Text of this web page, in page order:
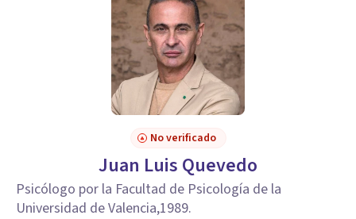
No verificado
Juan Luis Quevedo
Psicólogo por la Facultad de Psicología de la
Universidad de Valencia,1989.